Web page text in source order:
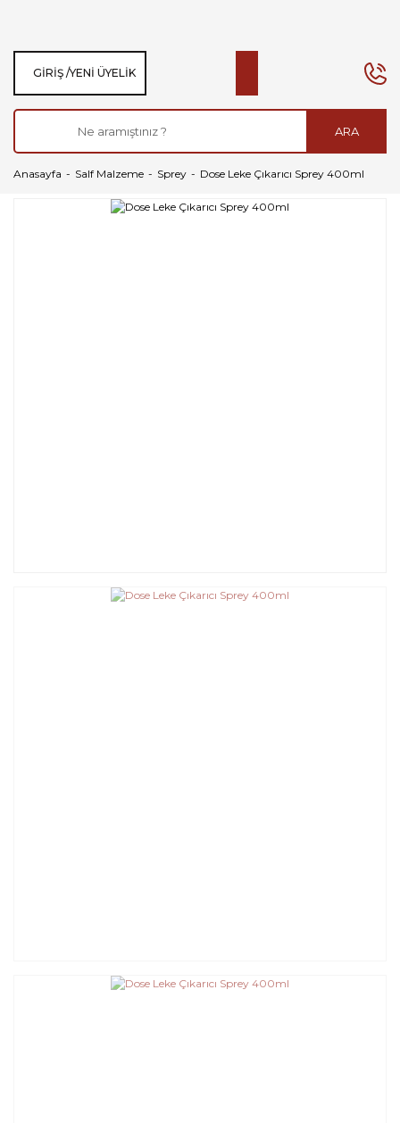
ARA
GIRIŞ /YENI ÜYELIK
Anasayfa Salf Malzeme Sprey Dose Leke Çıkarıcı Sprey 400ml